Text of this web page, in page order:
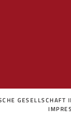
GESELLSCHAFT